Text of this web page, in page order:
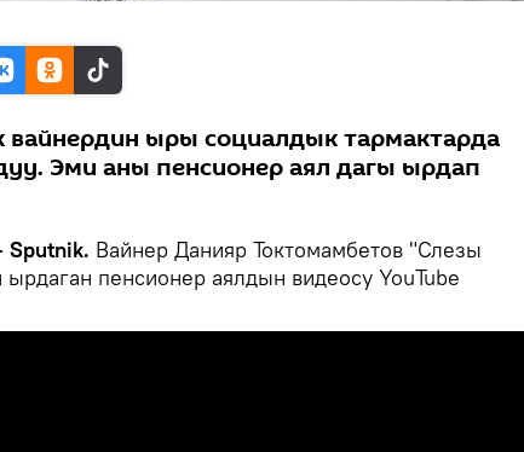
вайнердин ыры социалдык тармактарда
Эми аны пенсионер аял дагы ырдап
Вайнер Данияр Токтомамбетов "Слезы
пенсионер аялдын видеосу YouTube